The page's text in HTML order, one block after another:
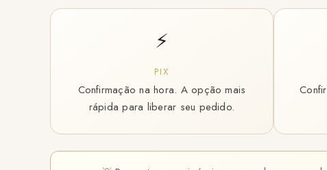
⚡
PIX
Confirmação na hora. A opção mais
rápida para liberar seu pedido.